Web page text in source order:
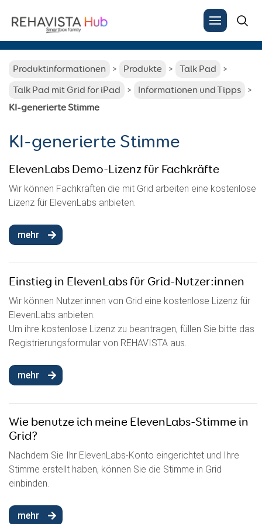
Search
for:
Produktinformationen Produkte
Talk Pad
Talk Pad mit Grid for iPad
Informationen und Tipps
KI-generierte Stimme
KI-generierte Stimme
ElevenLabs Demo-Lizenz für Fachkräfte
Wir können Fachkräften die mit Grid arbeiten eine kostenlose
Lizenz für ElevenLabs anbieten.
mehr
Einstieg in ElevenLabs für Grid-Nutzer:innen
Wir können Nutzer:innen von Grid eine kostenlose Lizenz für
ElevenLabs anbieten.
Um ihre kostenlose Lizenz zu beantragen, füllen Sie bitte das
Registrierungsformular von REHAVISTA aus.
mehr
Wie benutze ich meine ElevenLabs-Stimme in
Grid?
Nachdem Sie Ihr ElevenLabs-Konto eingerichtet und Ihre
Stimme erstellt haben, können Sie die Stimme in Grid
einbinden.
mehr